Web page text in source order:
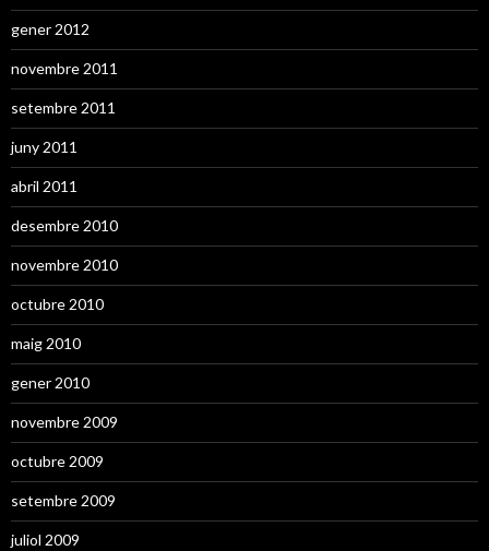
gener 2012
novembre 2011
setembre 2011
juny 2011
abril 2011
desembre 2010
novembre 2010
octubre 2010
maig 2010
gener 2010
novembre 2009
octubre 2009
setembre 2009
juliol 2009